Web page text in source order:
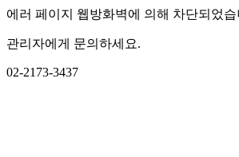
에러 페이지 웹방화벽에 의해 차단되었습
관리자에게 문의하세요.
02-2173-3437